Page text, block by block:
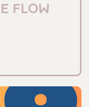
FLOW